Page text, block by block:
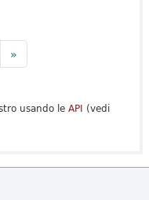
»
usando le API (vedi